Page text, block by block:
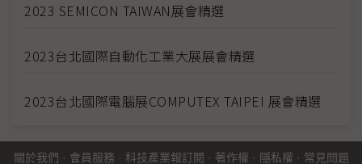
2023 SEMICON TAIWAN展會精選
2023台北國際自動化工業大展展會精選
2023台北國際電腦展COMPUTEX TAIPEI 展會精選
關於我們 · 會員服務 · 科技產業報訂閱 · 著作權 · 隱私權 · 常見問題